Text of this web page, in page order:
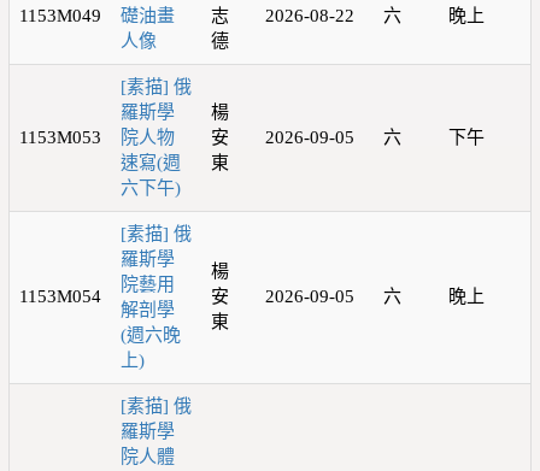
1153M049
礎油畫
人像
志
德
2026-08-22 六 晚上
1153M053
[素描] 俄
羅斯學
院人物
速寫(週
六下午)
楊
安
東
2026-09-05 六 下午
1153M054
[素描] 俄
羅斯學
院藝用
解剖學
(週六晚
上)
楊
安
東
2026-09-05 六 晚上
[素描] 俄
羅斯學
院人體